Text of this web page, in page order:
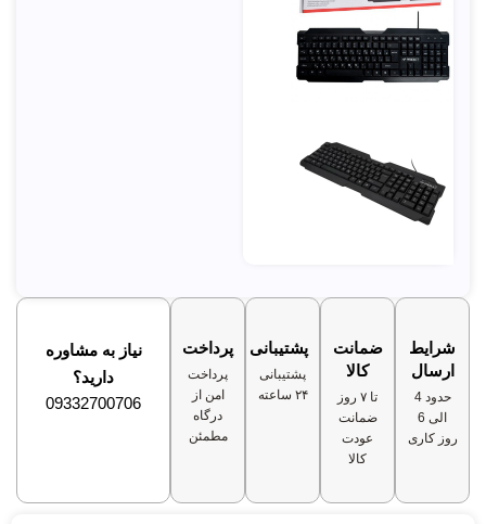
شرایط
ارسال
حدود 4
الی 6
روز کاری
ضمانت
کالا
تا ۷ روز
ضمانت
عودت
کالا
پشتیبانی
پشتیبانی
۲۴ ساعته
پرداخت
پرداخت
امن از
درگاه
مطمئن
نیاز به مشاوره
دارید؟
09332700706